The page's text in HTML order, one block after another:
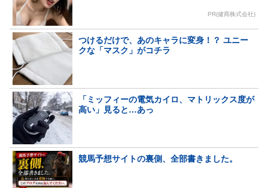
PR(健商株式会社)
つけるだけで、あのキャラに変身！？ ユニー
クな「マスク」がコチラ
「ミッフィーの電気カイロ、マトリックス度が
高い」見ると…あっ
競馬予想サイトの裏側、全部書きました。